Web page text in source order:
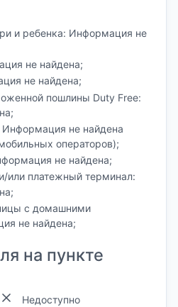
и ребенка: Информация не
не найдена;
не найдена;
пошлины Duty Free:
Информация не найдена
операторов);
не найдена;
или платежный терминал:
с домашними
не найдена;
на пункте
Недоступно